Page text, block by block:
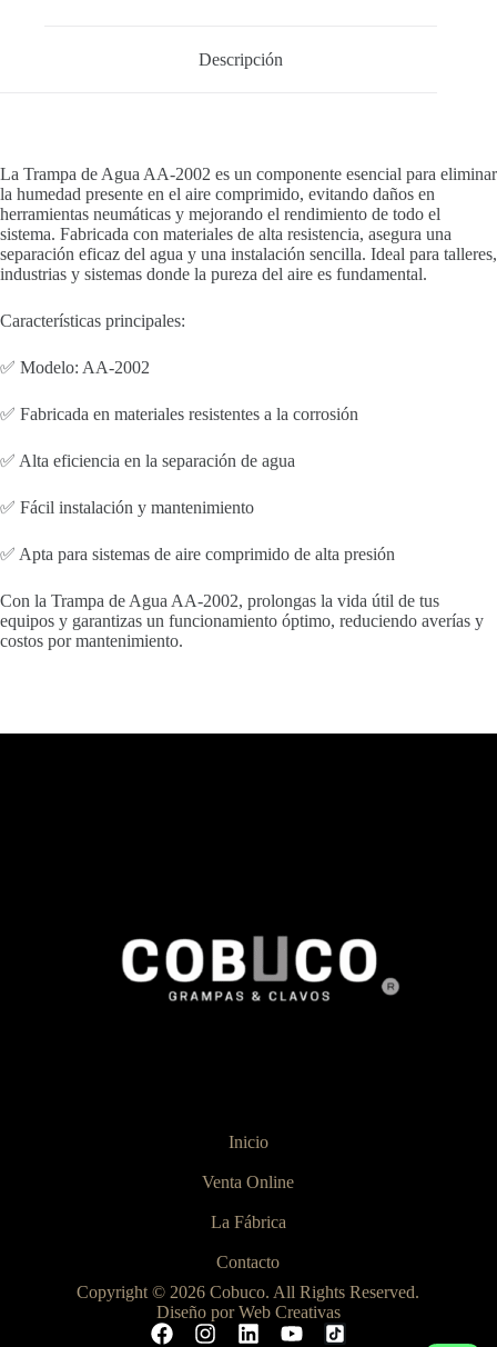
Descripción
La Trampa de Agua AA-2002 es un componente esencial para eliminar
la humedad presente en el aire comprimido, evitando daños en
herramientas neumáticas y mejorando el rendimiento de todo el
sistema. Fabricada con materiales de alta resistencia, asegura una
separación eficaz del agua y una instalación sencilla. Ideal para talleres,
industrias y sistemas donde la pureza del aire es fundamental.
Características principales:
✅ Modelo: AA-2002
✅ Fabricada en materiales resistentes a la corrosión
✅ Alta eficiencia en la separación de agua
✅ Fácil instalación y mantenimiento
✅ Apta para sistemas de aire comprimido de alta presión
Con la Trampa de Agua AA-2002, prolongas la vida útil de tus
equipos y garantizas un funcionamiento óptimo, reduciendo averías y
costos por mantenimiento.
Inicio
Venta Online
La Fábrica
Contacto
Copyright © 2026 Cobuco. All Rights Reserved.
Diseño por Web Creativas